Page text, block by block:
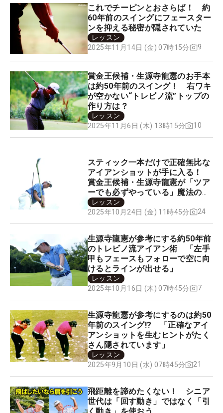
これでチーピンとおさらば！ 約
60年前のスイングにフェースター
ンを抑える秘密が隠されていた
レッスン
2025年11月14日 (金) 07時15分
9
賞金王候補・生源寺龍憲のお手本
は約50年前のスイング！ 右ワキ
が空かない“トレビノ流”トップの
作り方は？
レッスン
2025年11月6日 (木) 13時15分
10
スティック一本だけで正確無比な
アイアンショットが手に入る！
賞金王候補・生源寺龍憲が「ツア
ーでも必ずやっている」魔法のド
リルとは？
レッスン
2025年10月24日 (金) 11時45分
24
生源寺龍憲が参考にする約50年前
のトレビノ流アイアン術 「左手
甲もフェースもフォローで空に向
けるとラインが出せる」
レッスン
2025年10月16日 (木) 07時45分
7
生源寺龍憲が参考にするのは約50
年前のスイング!? 「正確なアイ
アンショットを生むヒントがたく
さん隠されています」
レッスン
2025年9月10日 (水) 07時45分
21
飛距離を諦めたくない！ シニア
世代は「回す動き」ではなく「引